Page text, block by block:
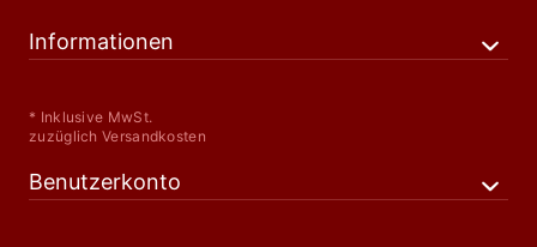
Informationen
* Inklusive MwSt.
zuzüglich Versandkosten
Benutzerkonto